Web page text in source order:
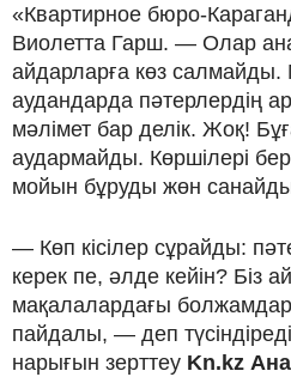
«Квартирное бюро-
Виолетта Гарш. — Олар
айдарларға көз салмайды.
аудандарда пәтерлердің
мәлімет бар делік. Жоқ!
аудармайды. Көршілері
мойын бұруды жөн
— Көп кісілер сұрайды:
керек пе, әлде кейін? Біз
мақалалардағы
пайдалы, — деп
нарығын зерттеу Kn.kz